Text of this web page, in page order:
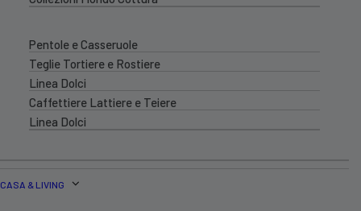
Pentole e Casseruole
Teglie Tortiere e Rostiere
Linea Dolci
Caffettiere Lattiere e Teiere
Linea Dolci
CASA & LIVING